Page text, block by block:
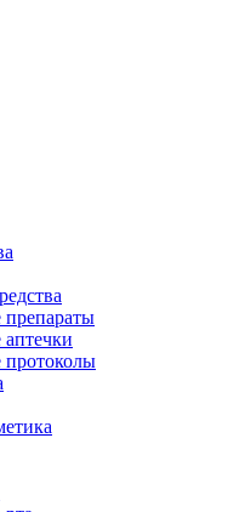
препараты
аптечки
протоколы